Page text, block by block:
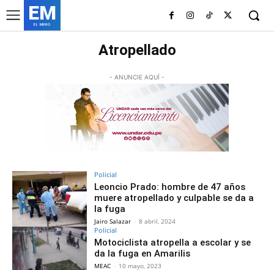
EM
EL MURO
Atropellado
- ANUNCIE AQUÍ -
Policial
Leoncio Prado: hombre de 47 años
muere atropellado y culpable se da a
la fuga
Jairo Salazar - 8 abril, 2024
Policial
Motociclista atropella a escolar y se
da la fuga en Amarilis
MEAC - 10 mayo, 2023